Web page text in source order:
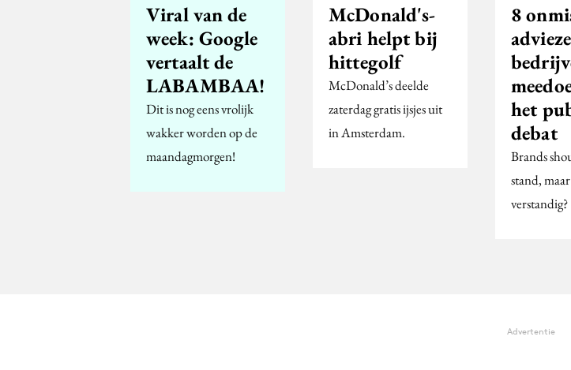
Viral van de
week: Google
vertaalt de
LABAMBAA!
Dit is nog eens vrolijk
wakker worden op de
maandagmorgen!
McDonald's-
abri helpt bij
hittegolf
McDonald’s deelde
zaterdag gratis ijsjes uit
in Amsterdam.
8
het
debat
Brands
stand,
verstandig?
Advertentie